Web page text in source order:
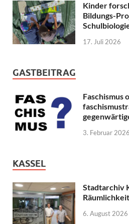
Kinder
Bildungs-
17. Juli 2026
GASTBEITRAG
Faschismus
3. Februar 2026
KASSEL
Stadtarchiv
6. August 2026